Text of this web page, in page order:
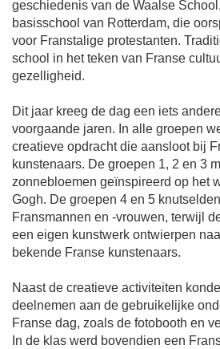
geschiedenis van de Waalse
basisschool van Rotterdam, die
voor Franstalige protestanten.
school in het teken van Franse
gezelligheid.
Dit jaar kreeg de dag een iets
voorgaande jaren. In alle groepen
creatieve opdracht die aansloot bij
kunstenaars. De groepen 1, 2 en 3
zonnebloemen geïnspireerd op het
Gogh. De groepen 4 en 5
Fransmannen en -vrouwen, terwijl
een eigen kunstwerk ontwierpen
bekende Franse kunstenaars.
Naast de creatieve activiteiten
deelnemen aan de gebruikelijke
Franse dag, zoals de fotobooth en
In de klas werd bovendien een